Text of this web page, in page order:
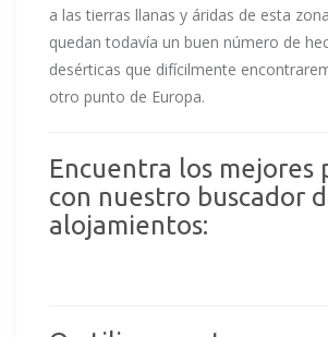
a las tierras llanas y áridas de esta
quedan todavía un buen número de
desérticas que difícilmente
otro punto de Europa.
Encuentra los mejores
con nuestro buscador
alojamientos: